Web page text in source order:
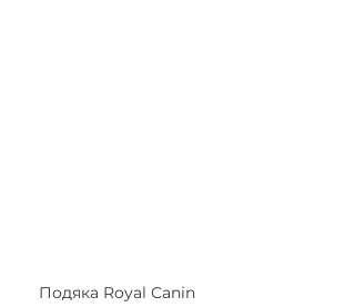
Подяка Royal Canin